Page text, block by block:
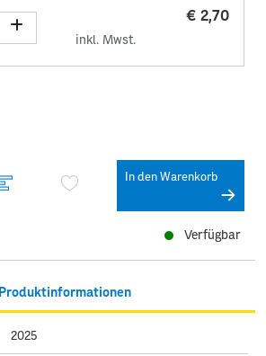
€ 2,70
inkl. Mwst.
In den Warenkorb
Verfügbar
Produktinformationen
2025